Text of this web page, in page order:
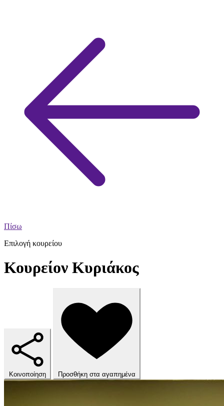
Πίσω
Επιλογή κουρείου
Κουρείον Κυριάκος
Κοινοποίηση Προσθήκη στα αγαπημένα